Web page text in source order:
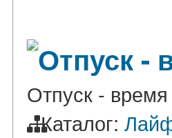
Отпуск -
Отпуск -
Каталог: